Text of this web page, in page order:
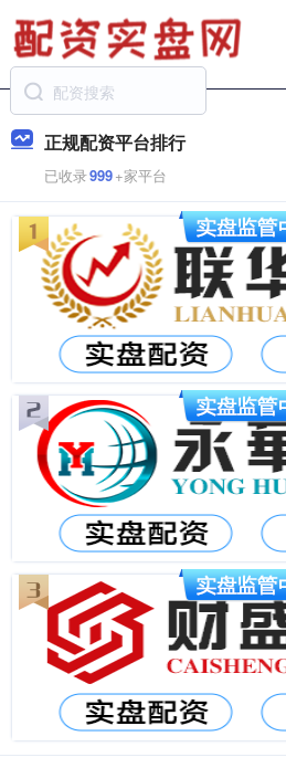
正规配资平台排行
已收录999+家平台